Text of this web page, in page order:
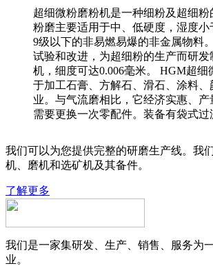
超细微粉磨粉机是一种细粉及超细
粉磨主要适用于中、低硬度，湿度小
9级以下的非易燃易爆的非金属物料
试验和改进，为超细粉的生产而研
机，细度可达0.006毫米。 HGM超细
于加工石膏、方解石、滑石、涂料
业。与气流磨相比，它经济实惠、产
需要更换一次零配件。装备有袋式过
我们可以为您提供完整的研磨生产线。我
机、磨机和选矿机及其备件。
了解更多
我们是一家集研发、生产、销售、服务为
业。